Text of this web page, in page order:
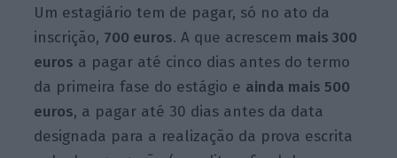
Um estagiário tem de pagar, só no ato da
inscrição, 700 euros. A que acrescem mais 300
euros a pagar até cinco dias antes do termo
da primeira fase do estágio e ainda mais 500
euros, a pagar até 30 dias antes da data
designada para a realização da prova escrita